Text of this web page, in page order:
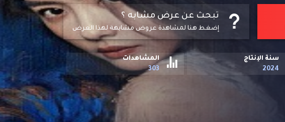
تبحث عن عرض مشابه ؟
إضغط هنا لمشاهدة عروض مشابهة لهذا العرض
سنة الإنتاج
2024
المشاهدات
303